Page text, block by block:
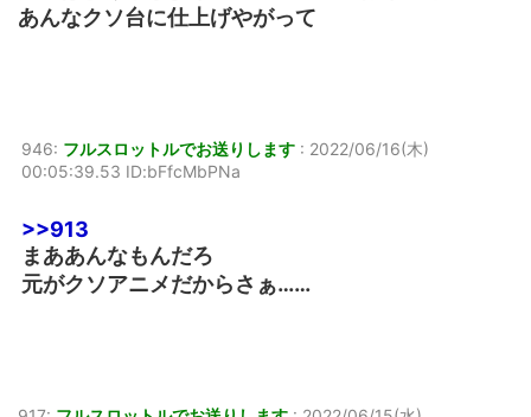
あんなクソ台に仕上げやがって
946: フルスロットルでお送りします : 2022/06/16(木)
00:05:39.53 ID:bFfcMbPNa
>>913
まああんなもんだろ
元がクソアニメだからさぁ……